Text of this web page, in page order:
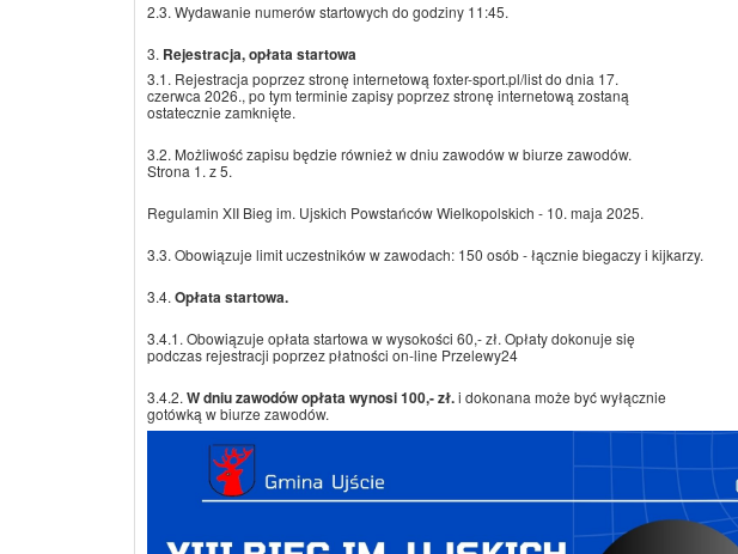
2.3. Wydawanie numerów startowych do godziny 11:45.
3. Rejestracja, opłata startowa
3.1. Rejestracja poprzez stronę internetową foxter-sport.pl/list do dnia 17.
czerwca 2026., po tym terminie zapisy poprzez stronę internetową zostaną
ostatecznie zamknięte.
3.2. Możliwość zapisu będzie również w dniu zawodów w biurze zawodów.
Strona 1. z 5.
Regulamin XII Bieg im. Ujskich Powstańców Wielkopolskich - 10. maja 2025.
3.3. Obowiązuje limit uczestników w zawodach: 150 osób - łącznie biegaczy i kijkarzy.
3.4. Opłata startowa.
3.4.1. Obowiązuje opłata startowa w wysokości 60,- zł. Opłaty dokonuje się
podczas rejestracji poprzez płatności on-line Przelewy24
3.4.2. W dniu zawodów opłata wynosi 100,- zł.i dokonana może być wyłącznie
gotówką w biurze zawodów.